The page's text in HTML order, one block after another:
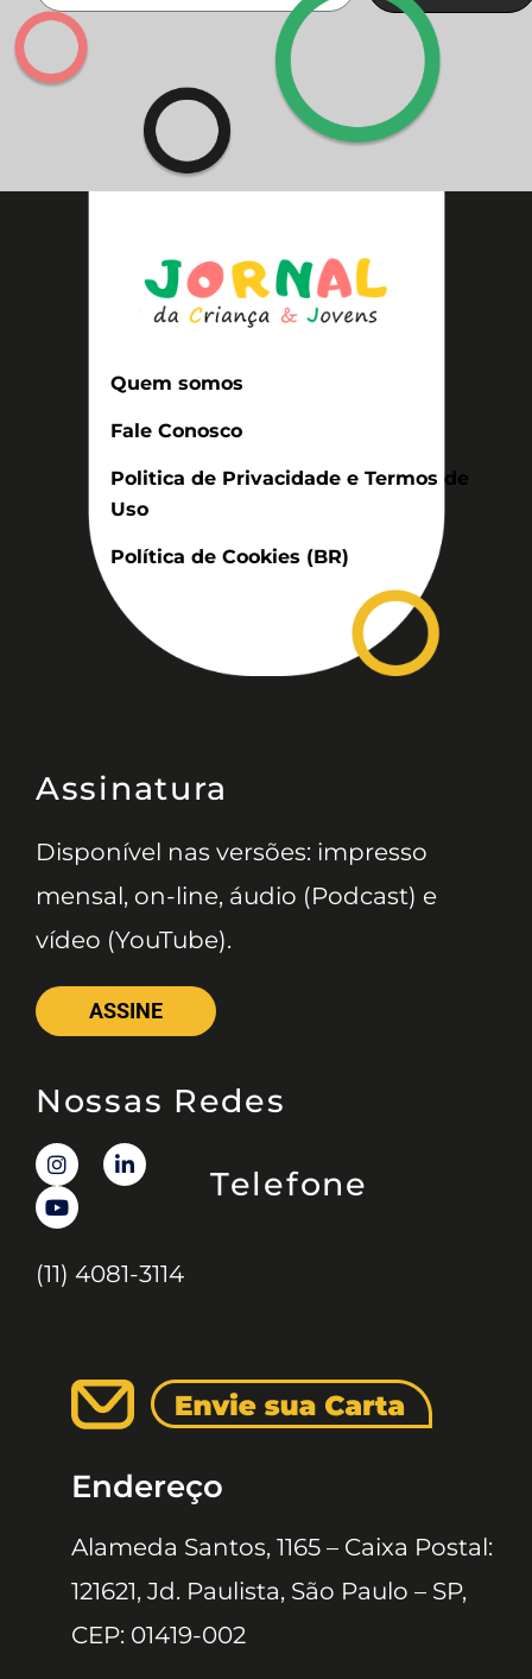
Quem somos
Fale Conosco
Politica de Privacidade e Termos de
Uso
Política de Cookies (BR)
Assinatura
Disponível nas versões: impresso
mensal, on-line, áudio (Podcast) e
vídeo (YouTube).
ASSINE
Nossas Redes
Telefone
(11) 4081-3114
Endereço
Alameda Santos, 1165 – Caixa Postal:
121621, Jd. Paulista, São Paulo – SP,
CEP: 01419-002